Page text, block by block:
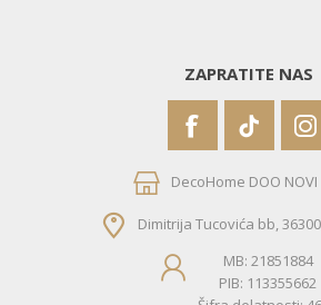
ZAPRATITE NAS
DecoHome DOO NOVI
Dimitrija Tucovića bb,
MB: 21851884
PIB: 113355662